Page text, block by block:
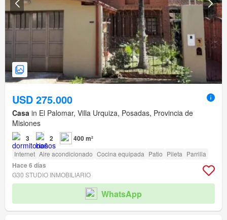
USD 275.000
Casa in El Palomar, Villa Urquiza, Posadas, Provincia de
Misiones
3 2 400 m²
Internet Aire acondicionado Cocina equipada Patio Pileta Parrilla
Hace 6 días
G30 STUDIO INMOBILIARIO
WhatsApp